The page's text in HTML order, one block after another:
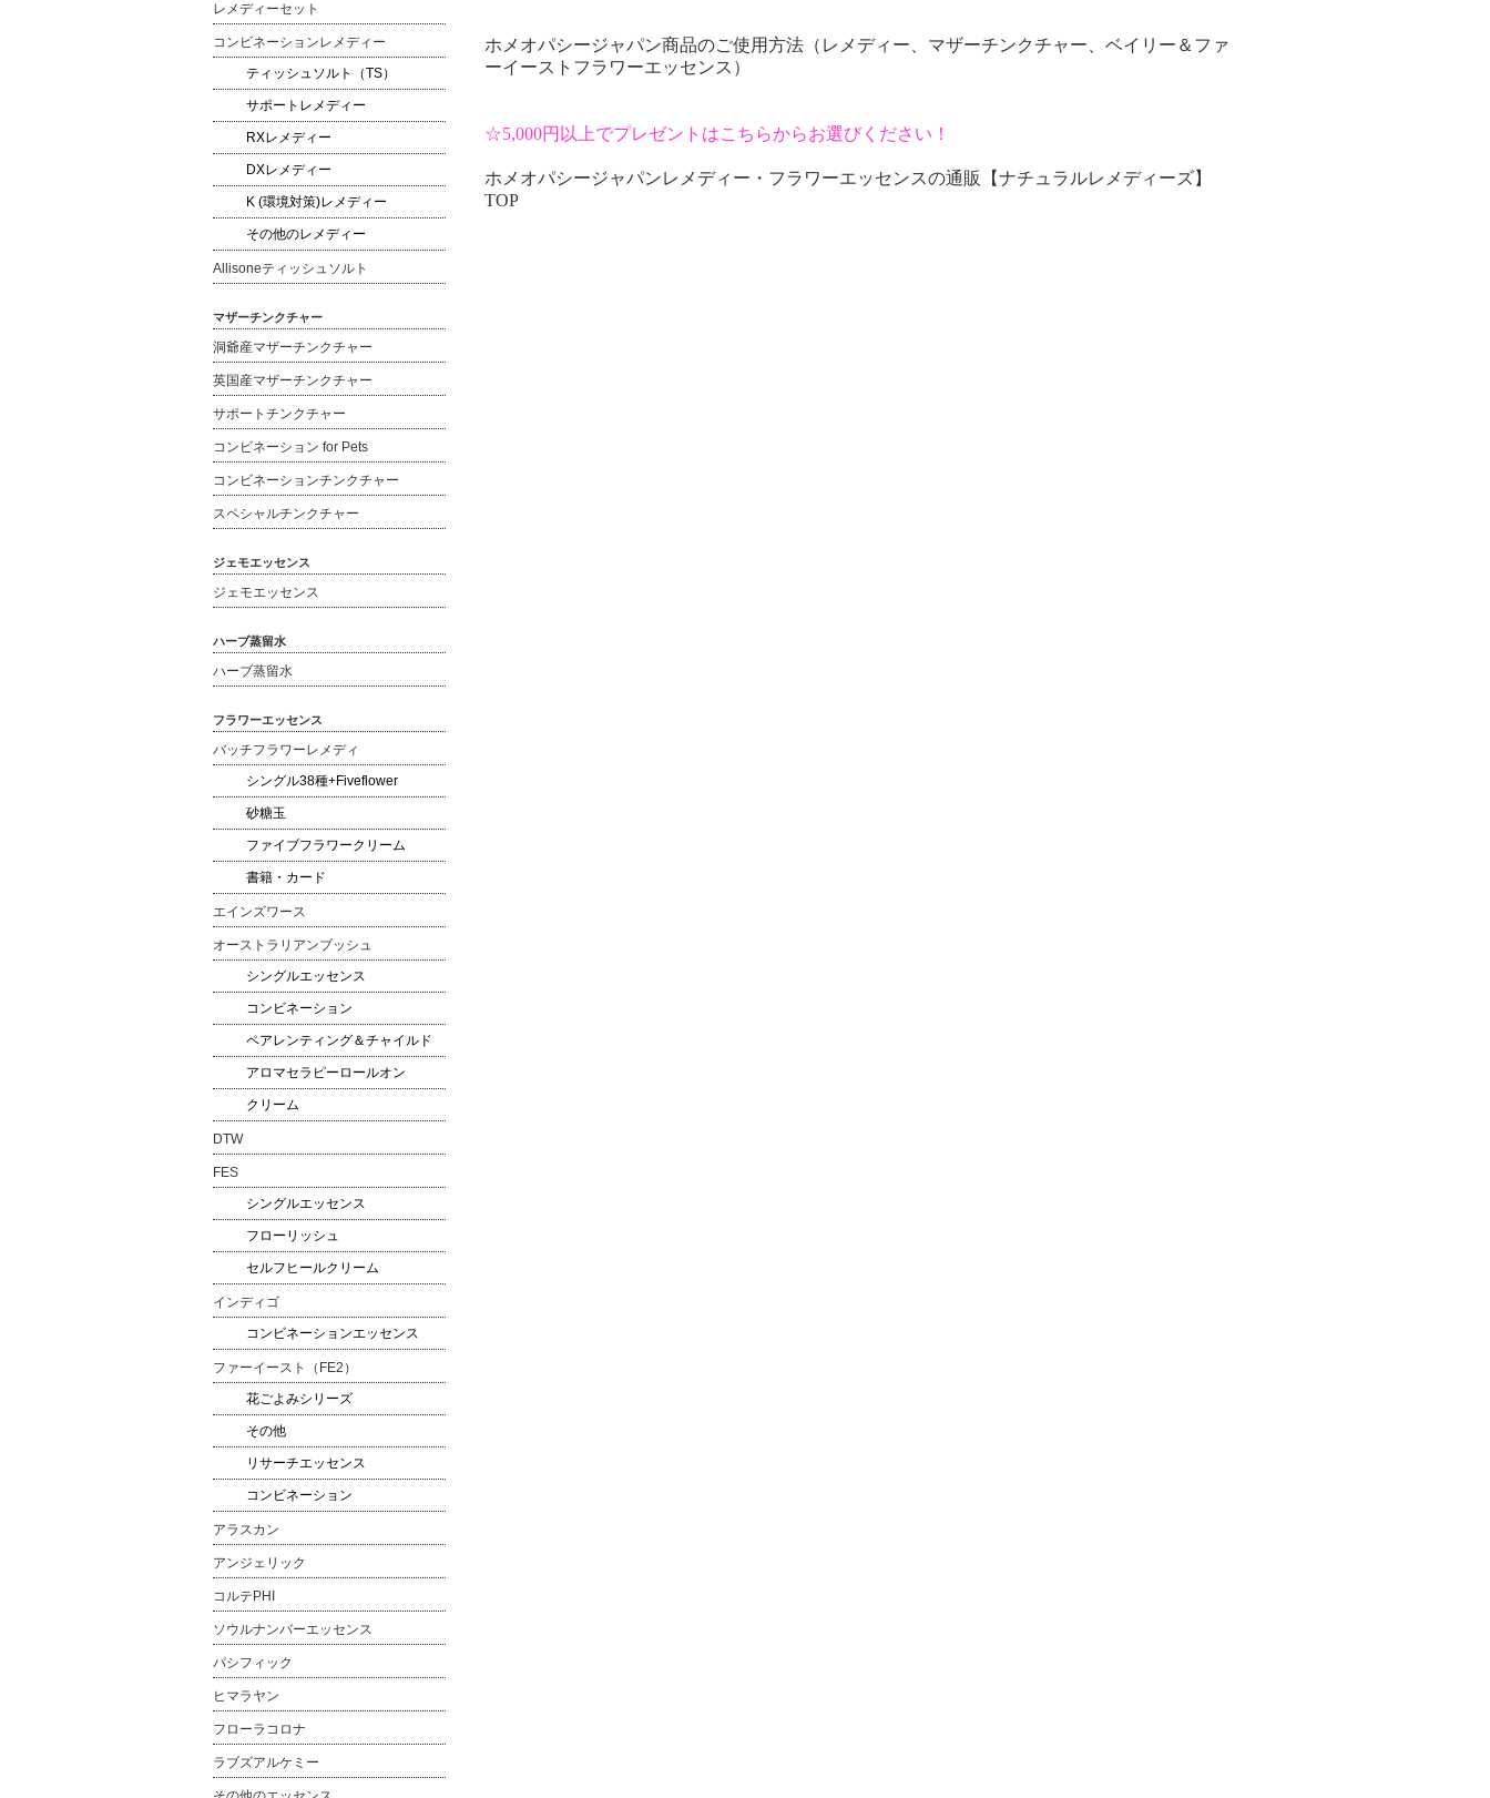
ホメオパシージャパン商品のご使用方法（レメディー、マザーチンクチャー、ベイリー＆ファ
ーイーストフラワーエッセンス）
☆5,000円以上でプレゼントはこちらからお選びください！
ホメオパシージャパンレメディー・フラワーエッセンスの通販【ナチュラルレメディーズ】
TOP
レメディーセット
コンビネーションレメディー
ティッシュソルト（TS）
サポートレメディー
RXレメディー
DXレメディー
K (環境対策)レメディー
その他のレメディー
Allisoneティッシュソルト
マザーチンクチャー
洞爺産マザーチンクチャー
英国産マザーチンクチャー
サポートチンクチャー
コンビネーション for Pets
コンビネーションチンクチャー
スペシャルチンクチャー
ジェモエッセンス
ジェモエッセンス
ハーブ蒸留水
ハーブ蒸留水
フラワーエッセンス
バッチフラワーレメディ
シングル38種+Fiveflower
砂糖玉
ファイブフラワークリーム
書籍・カード
エインズワース
オーストラリアンブッシュ
シングルエッセンス
コンビネーション
ペアレンティング＆チャイルド
アロマセラピーロールオン
クリーム
DTW
FES
シングルエッセンス
フローリッシュ
セルフヒールクリーム
インディゴ
コンビネーションエッセンス
ファーイースト（FE2）
花ごよみシリーズ
その他
リサーチエッセンス
コンビネーション
アラスカン
アンジェリック
コルテPHI
ソウルナンバーエッセンス
パシフィック
ヒマラヤン
フローラコロナ
ラブズアルケミー